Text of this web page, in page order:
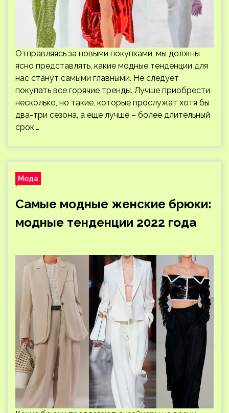
Отправляясь за новыми покупками, мы должны
ясно представлять, какие модные тенденции для
нас станут самыми главными. Не следует
покупать все горячие тренды. Лучше приобрести
несколько, но такие, которые прослужат хотя бы
два-три сезона, а еще лучше – более длительный
срок.…
Мода
Самые модные женские брюки:
модные тенденции 2022 года